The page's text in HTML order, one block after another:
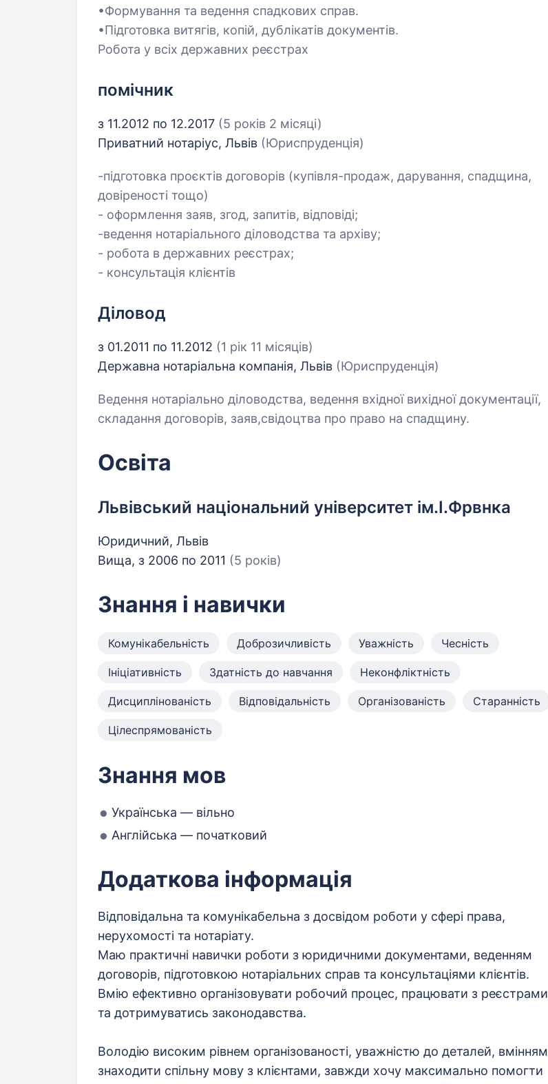
•Формування та ведення спадкових справ.
•Підготовка витягів, копій, дублікатів документів.
Робота у всіх державних реєстрах
помічник
з 11.2012 по 12.2017 (5 років 2 місяці)
Приватний нотаріус, Львів (Юриспруденція)
-підготовка проєктів договорів (купівля-продаж, дарування, спадщина,
довіреності тощо)
- оформлення заяв, згод, запитів, відповіді;
-ведення нотаріального діловодства та архіву;
- робота в державних реєстрах;
- консультація клієнтів
Діловод
з 01.2011 по 11.2012 (1 рік 11 місяців)
Державна нотаріальна компанія, Львів (Юриспруденція)
Ведення нотаріально діловодства, ведення вхідної вихідної документації,
складання договорів, заяв,свідоцтва про право на спадщину.
Освіта
Львівський національний університет ім.І.Фрвнка
Юридичний, Львів
Вища, з 2006 по 2011 (5 років)
Знання і навички
Комунікабельність Доброзичливість Уважність Чесність
Ініціативність Здатність до навчання Неконфліктність
Дисциплінованість Відповідальність Організованість Старанність
Цілеспрямованість
Знання мов
Українська — вільно
Англійська — початковий
Додаткова інформація
Відповідальна та комунікабельна з досвідом роботи у сфері права,
нерухомості та нотаріату.
Маю практичні навички роботи з юридичними документами, веденням
договорів, підготовкою нотаріальних справ та консультаціями клієнтів.
Вмію ефективно організовувати робочий процес, працювати з реєстрами
та дотримуватись законодавства.
Володію високим рівнем організованості, уважністю до деталей, вмінням
знаходити спільну мову з клієнтами, завжди хочу максимально помогти